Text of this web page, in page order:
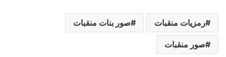
رمزيات منقبات صور بنات منقبات
صور منقبات